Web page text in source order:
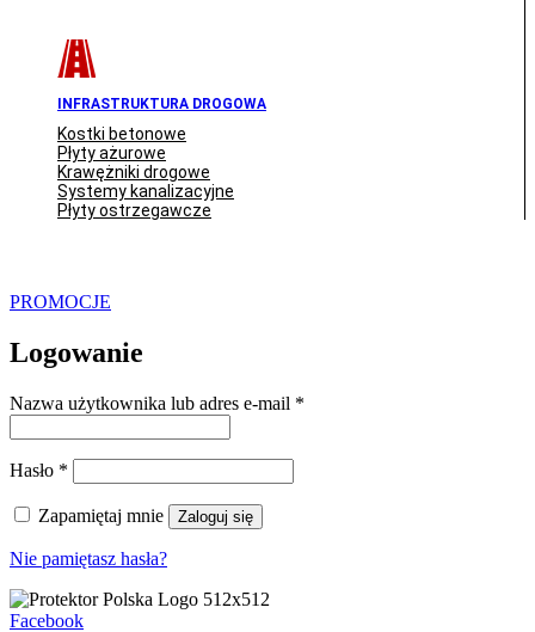
INFRASTRUKTURA DROGOWA
Kostki betonowe
Płyty ażurowe
Krawężniki drogowe
Systemy kanalizacyjne
Płyty ostrzegawcze
PROMOCJE
Logowanie
Nazwa użytkownika lub adres e-mail *
Hasło *
Zapamiętaj mnie Zaloguj się
Nie pamiętasz hasła?
Facebook